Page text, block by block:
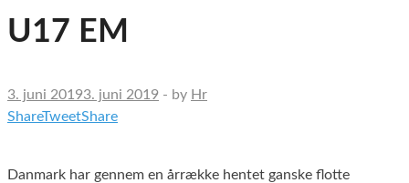
U17 EM
3. juni 20193. juni 2019 - by Hr
ShareTweetShare
Danmark har gennem en årrække hentet ganske flotte